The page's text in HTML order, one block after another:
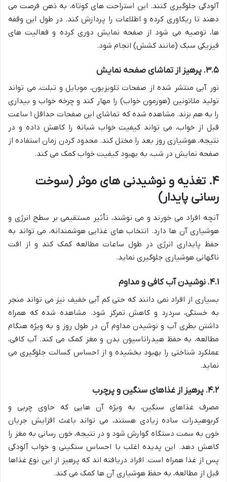
آلودگی جلوگیری کنند. این استراحت های کوتاه، به ذهن فرصت می
دهند تا ریکاوری کرده و اطلاعات را پردازش کند. در طول این وقفه
ها، توصیه می شود از صفحه نمایش دوری کرده و فعالیت های
فیزیکی سبک (مانند کشش) انجام شود.
۳.۵. پرهیز از تماشای صفحه نمایش
نور آبی منتشر شده از صفحات تلویزیون، موبایل و تبلت، می تواند
تولید ملاتونین (هورمون خواب) را مهار کند و چرخه خواب و بیداری
را به هم بزند. مشاهده شده که تماشای این صفحات حداقل ۱ ساعت
قبل از خواب، می تواند کیفیت خواب شبانه را کاهش داده و در
نتیجه، هوشیاری روز بعد را مختل کند. محدود کردن زمان استفاده از
صفحه نمایش در شب، به بهبود کیفیت خواب کمک می کند.
۴. تغذیه و نوشیدنی های موثر (سوخت
رسانی پایدار)
آنچه افراد می خورند و می نوشند، تأثیر مستقیمی بر سطح انرژی و
هوشیاری آن ها دارد. انتخاب های غذایی هوشمندانه، می تواند به
حفظ پایداری انرژی در طول ساعات مطالعه کمک کند و از افت
ناگهانی هوشیاری جلوگیری نماید.
۴.۱. نوشیدن آب کافی و مداوم
بسیاری از افراد نمی دانند که حتی کم آبی خفیف نیز می تواند منجر
به خستگی، سردرد و کاهش تمرکز شود. مشاهده شده که همراه
داشتن بطری آب و نوشیدن مداوم آن در طول روز و به ویژه هنگام
مطالعه، به حفظ هیدراتاسیون بدن و مغز کمک می کند. آب کافی،
عملکرد شناختی را بهبود بخشیده و از احساس کسالت جلوگیری می
نماید.
۴.۲. پرهیز از غذاهای سنگین و پرچرب
مصرف غذاهای سنگین، به ویژه آن هایی که حاوی چربی و
کربوهیدرات ساده زیادی هستند، می تواند باعث افزایش جریان
خون به سمت دستگاه گوارش شود و در نتیجه، خون رسانی به مغز را
کاهش دهد. این پدیده اغلب با احساس سنگینی و خواب آلودگی
پس از غذا همراه است. افراد دریافته اند که پرهیز از این نوع غذاها
قبل از مطالعه، به حفظ هوشیاری آن ها کمک می کند.